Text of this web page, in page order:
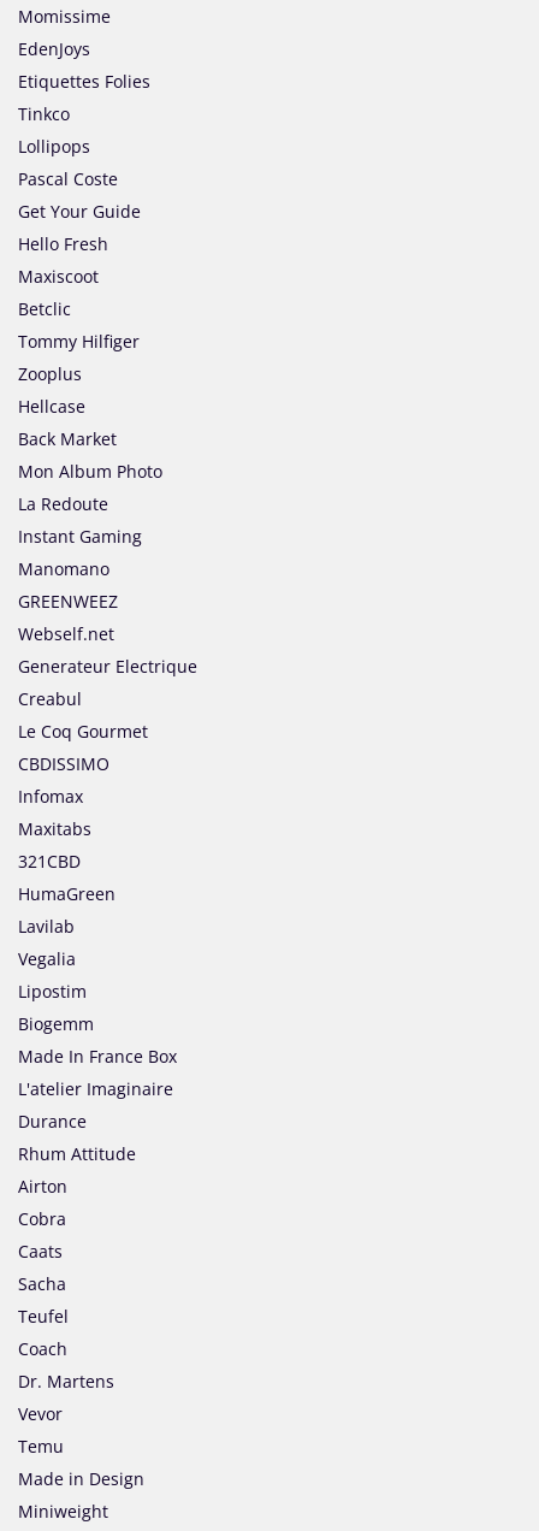
Momissime
EdenJoys
Etiquettes Folies
Tinkco
Lollipops
Pascal Coste
Get Your Guide
Hello Fresh
Maxiscoot
Betclic
Tommy Hilfiger
Zooplus
Hellcase
Back Market
Mon Album Photo
La Redoute
Instant Gaming
Manomano
GREENWEEZ
Webself.net
Generateur Electrique
Creabul
Le Coq Gourmet
CBDISSIMO
Infomax
Maxitabs
321CBD
HumaGreen
Lavilab
Vegalia
Lipostim
Biogemm
Made In France Box
L'atelier Imaginaire
Durance
Rhum Attitude
Airton
Cobra
Caats
Sacha
Teufel
Coach
Dr. Martens
Vevor
Temu
Made in Design
Miniweight